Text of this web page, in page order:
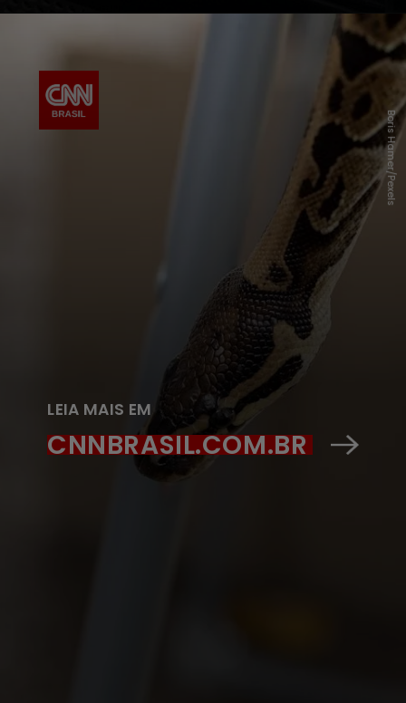
Boris Hamer/Pexels
LEIA MAIS EM
CNNBRASIL.COM.BR